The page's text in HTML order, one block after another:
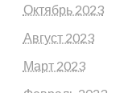
Октябрь 2023
Август 2023
Март 2023